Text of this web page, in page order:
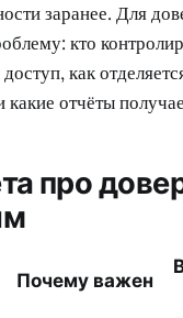
заранее. Для
кто
как
какие отчёты
про
Почему важен